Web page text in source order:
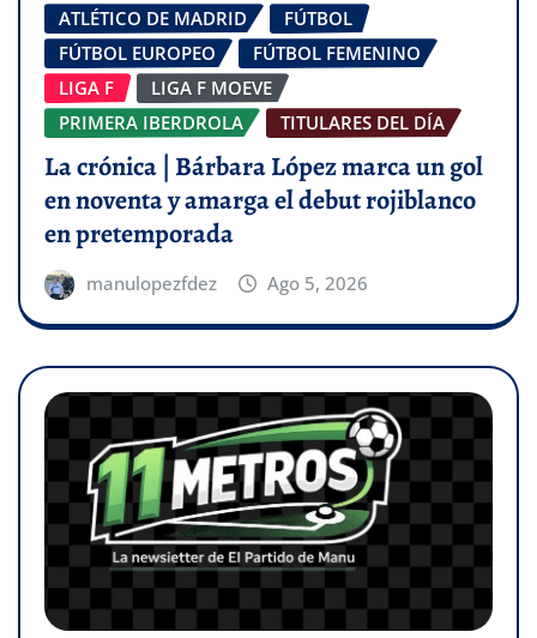
ATLÉTICO DE MADRID
FÚTBOL
FÚTBOL EUROPEO
FÚTBOL FEMENINO
LIGA F
LIGA F MOEVE
PRIMERA IBERDROLA
TITULARES DEL DÍA
La crónica | Bárbara López marca un gol
en noventa y amarga el debut rojiblanco
en pretemporada
manulopezfdez Ago 5, 2026